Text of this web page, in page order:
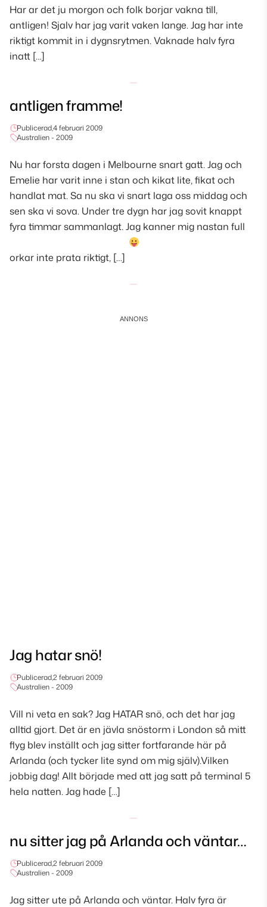
Har ar det ju morgon och folk borjar vakna till,
antligen! Sjalv har jag varit vaken lange. Jag har inte
riktigt kommit in i dygnsrytmen. Vaknade halv fyra
inatt […]
antligen framme!
Publicerad,4 februari 2009
Australien - 2009
Nu har forsta dagen i Melbourne snart gatt. Jag och
Emelie har varit inne i stan och kikat lite, fikat och
handlat mat. Sa nu ska vi snart laga oss middag och
sen ska vi sova. Under tre dygn har jag sovit knappt
fyra timmar sammanlagt. Jag kanner mig nastan full
orkar inte prata riktigt, […]
Jag hatar snö!
Publicerad,2 februari 2009
Australien - 2009
Vill ni veta en sak? Jag HATAR snö, och det har jag
alltid gjort. Det är en jävla snöstorm i London så mitt
flyg blev inställt och jag sitter fortfarande här på
Arlanda (och tycker lite synd om mig själv).Vilken
jobbig dag! Allt började med att jag satt på terminal 5
hela natten. Jag hade […]
nu sitter jag på Arlanda och väntar…
Publicerad,2 februari 2009
Australien - 2009
Jag sitter ute på Arlanda och väntar. Halv fyra är